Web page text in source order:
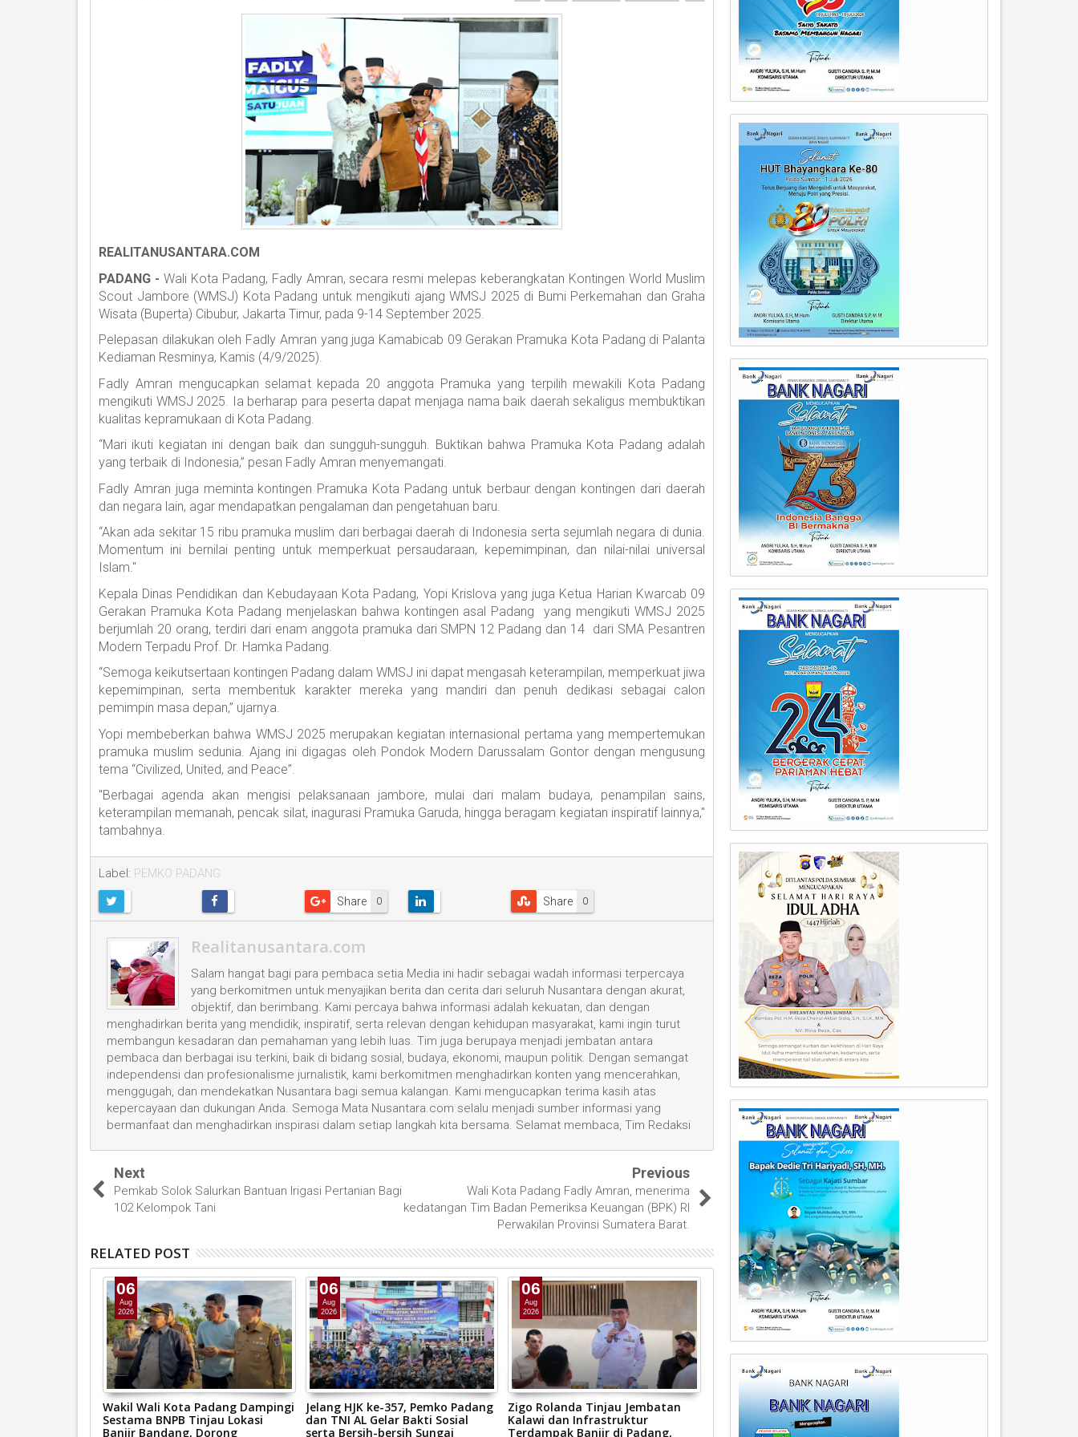
REALITANUSANTARA.COM
PADANG - Wali Kota Padang, Fadly Amran, secara resmi melepas keberangkatan Kontingen World Muslim
Scout Jambore (WMSJ) Kota Padang untuk mengikuti ajang WMSJ 2025 di Bumi Perkemahan dan Graha
Wisata (Buperta) Cibubur, Jakarta Timur, pada 9-14 September 2025.
Pelepasan dilakukan oleh Fadly Amran yang juga Kamabicab 09 Gerakan Pramuka Kota Padang di Palanta
Kediaman Resminya, Kamis (4/9/2025).
Fadly Amran mengucapkan selamat kepada 20 anggota Pramuka yang terpilih mewakili Kota Padang
mengikuti WMSJ 2025. Ia berharap para peserta dapat menjaga nama baik daerah sekaligus membuktikan
kualitas kepramukaan di Kota Padang.
“Mari ikuti kegiatan ini dengan baik dan sungguh-sungguh. Buktikan bahwa Pramuka Kota Padang adalah
yang terbaik di Indonesia,” pesan Fadly Amran menyemangati.
Fadly Amran juga meminta kontingen Pramuka Kota Padang untuk berbaur dengan kontingen dari daerah
dan negara lain, agar mendapatkan pengalaman dan pengetahuan baru.
“Akan ada sekitar 15 ribu pramuka muslim dari berbagai daerah di Indonesia serta sejumlah negara di dunia.
Momentum ini bernilai penting untuk memperkuat persaudaraan, kepemimpinan, dan nilai-nilai universal
Islam."
Kepala Dinas Pendidikan dan Kebudayaan Kota Padang, Yopi Krislova yang juga Ketua Harian Kwarcab 09
Gerakan Pramuka Kota Padang menjelaskan bahwa kontingen asal Padang yang mengikuti WMSJ 2025
berjumlah 20 orang, terdiri dari enam anggota pramuka dari SMPN 12 Padang dan 14 dari SMA Pesantren
Modern Terpadu Prof. Dr. Hamka Padang.
“Semoga keikutsertaan kontingen Padang dalam WMSJ ini dapat mengasah keterampilan, memperkuat jiwa
kepemimpinan, serta membentuk karakter mereka yang mandiri dan penuh dedikasi sebagai calon
pemimpin masa depan,” ujarnya.
Yopi membeberkan bahwa WMSJ 2025 merupakan kegiatan internasional pertama yang mempertemukan
pramuka muslim sedunia. Ajang ini digagas oleh Pondok Modern Darussalam Gontor dengan mengusung
tema “Civilized, United, and Peace”.
"Berbagai agenda akan mengisi pelaksanaan jambore, mulai dari malam budaya, penampilan sains,
keterampilan memanah, pencak silat, inagurasi Pramuka Garuda, hingga beragam kegiatan inspiratif lainnya,"
tambahnya.
Label: PEMKO PADANG
0
Share 0
Share
Realitanusantara.com
Salam hangat bagi para pembaca setia Media ini hadir sebagai wadah informasi terpercaya
yang berkomitmen untuk menyajikan berita dan cerita dari seluruh Nusantara dengan akurat,
objektif, dan berimbang. Kami percaya bahwa informasi adalah kekuatan, dan dengan
menghadirkan berita yang mendidik, inspiratif, serta relevan dengan kehidupan masyarakat, kami ingin turut
membangun kesadaran dan pemahaman yang lebih luas. Tim juga berupaya menjadi jembatan antara
pembaca dan berbagai isu terkini, baik di bidang sosial, budaya, ekonomi, maupun politik. Dengan semangat
independensi dan profesionalisme jurnalistik, kami berkomitmen menghadirkan konten yang mencerahkan,
menggugah, dan mendekatkan Nusantara bagi semua kalangan. Kami mengucapkan terima kasih atas
kepercayaan dan dukungan Anda. Semoga Mata Nusantara.com selalu menjadi sumber informasi yang
bermanfaat dan menghadirkan inspirasi dalam setiap langkah kita bersama. Selamat membaca, Tim Redaksi
Next
Pemkab Solok Salurkan Bantuan Irigasi Pertanian Bagi
102 Kelompok Tani
Previous
Wali Kota Padang Fadly Amran, menerima
kedatangan Tim Badan Pemeriksa Keuangan (BPK) RI
Perwakilan Provinsi Sumatera Barat.
RELATED POST
06
Aug
2026
Wakil Wali Kota Padang Dampingi
Sestama BNPB Tinjau Lokasi
Banjir Bandang, Dorong
06
Aug
2026
Jelang HJK ke-357, Pemko Padang
dan TNI AL Gelar Bakti Sosial
serta Bersih-bersih Sungai
06
Aug
2026
Zigo Rolanda Tinjau Jembatan
Kalawi dan Infrastruktur
Terdampak Banjir di Padang,
05
Wawako Padang Dampingi
Sestama BNPB Tinjau Lokasi
Banjir di Lapau Munggu,